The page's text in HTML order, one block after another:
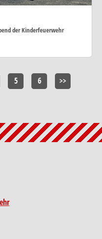
der Kinderfeuerwehr
5 6 >>